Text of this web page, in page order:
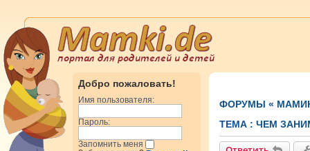
Добро пожаловать!
Имя пользователя:
Пароль:
Запомнить меня
ФОРУМЫ «
ТЕМА : ЧЕМ